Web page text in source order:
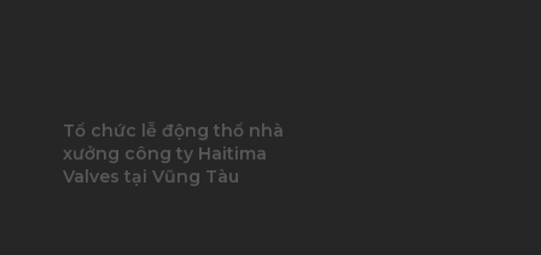
Tổ chức lễ động thổ nhà
xưởng công ty Haitima
Valves tại Vũng Tàu